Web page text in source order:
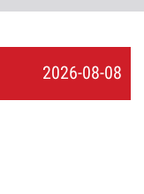
2026-08-08